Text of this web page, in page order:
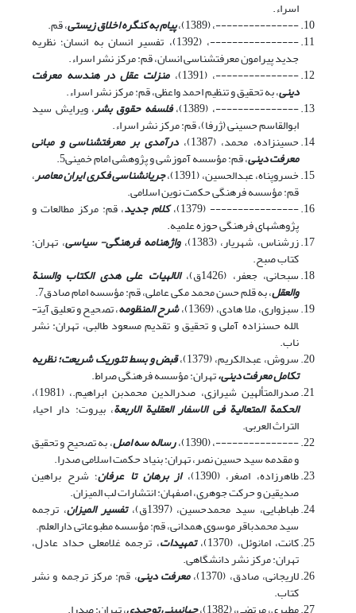
اسراء.
---------------، (1389)، پیام به کنگره اخلاق زیستی، قم.
----------------، (1392)، تفسیر انسان به انسان؛ نظریه
جدید پیرامون معرفت­شناسی انسان، قم: مرکز نشر اسراء.
---------------، (1391)، منزلت عقل در هندسه معرفت
دینی، به تحقیق و تنظیم احمد واعظی، قم: مرکز نشر اسراء.
---------------، (1389)، فلسفه حقوق بشر، ویرایش سید
ابوالقاسم حسینی (ژرفا)، قم: مرکز نشر اسراء.
حسین­زاده، محمد، (1387)، درآمدی بر معرفت­شناسی و مبانی
معرفت دینی، قم: مؤسسه آموزشی و پژوهشی امام خمینی5.
خسروپناه، عبدالحسین، (1391)، جریان­شناسی فکری ایران معاصر،
قم: مؤسسه فرهنگی حکمت نوین اسلامی.
---------------- (1379)، کلام جدید، قم: مرکز مطالعات و
پژوهش‎های فرهنگی حوزه علمیه.
زرشناس، شهریار، (1383)، واژه­نامه فرهنگی- سیاسی، تهران:
کتاب صبح.
سبحانی، جعفر، (1426ق)، الالهیات علی هدی الکتاب والسنة
والعقل، به قلم حسن محمد مکی عاملی، قم: مؤسسه امام صادق7.
سبزوارى،‏ ملا هادی، (1369)، شرح المنظومه، تصحیح و تعلیق آیت­
الله حسن­زاده آملى و تحقیق و تقدیم مسعود طالبى، تهران:‏ نشر
ناب‏.
سروش، عبدالکریم، (1379)، قبض و بسط تئوریک شریعت؛ نظریه
تکامل معرفت دینی،تهران: مؤسسه فرهنگی صراط.
صدرالمتألهین شیرازی، صدرالدین محمدبن ابراهیم.، (1981)،
الحکمة المتعالیة فى الاسفار العقلیة الاربعة، بیروت: دار احیاء
التراث العربی.
---------------، (1390)، رساله سه اصل، به تصحیح و تحقیق
و مقدمه سید حسین نصر، تهران: بنیاد حکمت اسلامی صدرا.
طاهرزاده، اصغر، (1390)، از برهان تا عرفان؛ شرح براهین
صدیقین و حرکت جوهری، اصفهان: انتشارات لب المیزان.
طباطبایی، سید محمدحسین، (1397ق)، تفسیر المیزان، ترجمه
سید محمدباقر موسوی همدانی، قم: مؤسسه مطبوعاتی دارالعلم.
کانت، امانوئل، (1370)، تمهیدات، ترجمه غلامعلی حداد عادل،
تهران: مرکز نشر دانشگاهی.
لاریجانی، صادق، (1370)، معرفت دینی، قم: مرکز ترجمه و نشر
کتاب.